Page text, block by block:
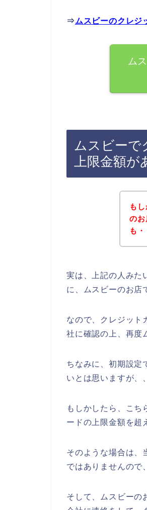
⇒ムスビーのクレジ
ム
ムスビーで
上限金額
も
の
も・
実は、上記の人みた
に、ムスビーのお店
なので、クレジット
社に確認の上、再度
ちなみに、初期設定
いとは思いますが、
もしかしたら、こち
ードの上限金額を超
そのような場合は、
ではありませんので
そして、ムスビーの